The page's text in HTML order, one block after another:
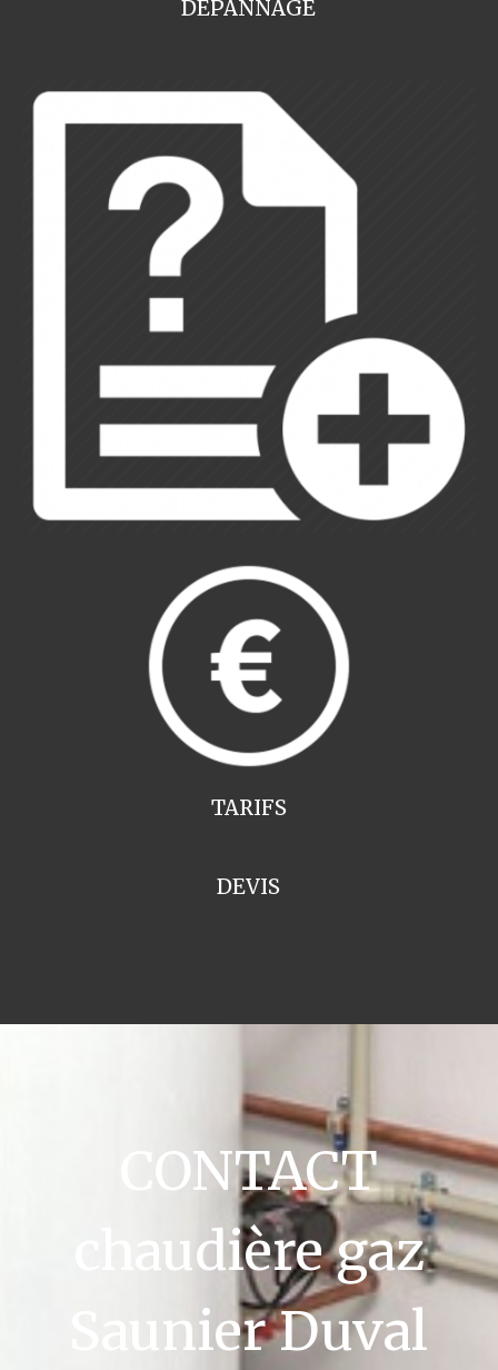
DEPANNAGE
TARIFS
DEVIS
CONTACT
chaudière gaz
Saunier Duval